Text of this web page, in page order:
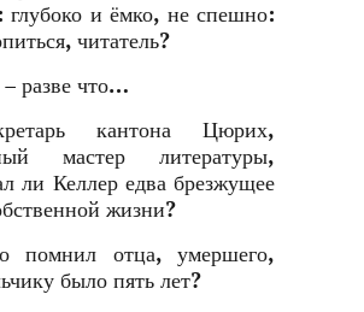
глубоко и ёмко, не спешно:
читатель?
разве что…
кантона Цюрих,
мастер литературы,
ли Келлер едва брезжущее
жизни?
помнил отца, умершего,
было пять лет?